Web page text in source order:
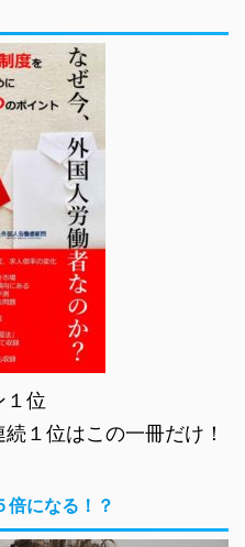
１位
１位はこの一冊だけ！
倍になる！？